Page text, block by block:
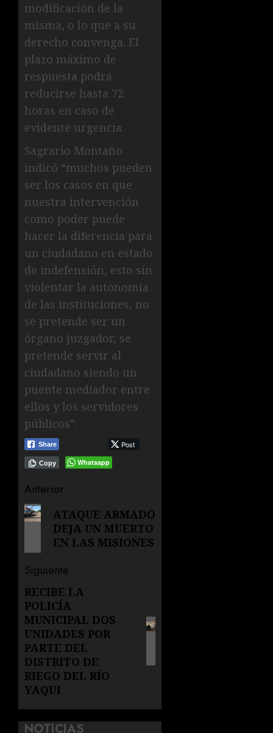
modificación de la
misma, o lo que a su
derecho convenga. El
plazo máximo de
respuesta podrá
reducirse hasta 72
horas en caso de
evidente urgencia.
Sagrario Montaño
indicó “muchos pueden
ser los casos en que
nuestra intervención
como poder puede
hacer la diferencia para
un ciudadano en estado
de indefensión, esto sin
violentar la autonomía
de las instituciones, no
se pretende ser un
órgano juzgador, se
pretende servir al
ciudadano siendo un
puente mediador entre
ellos y los servidores
públicos”.
Share Post
Whatsapp
Copy
Navegación
de
entradas
Anterior
Entrada
anterior:
ATAQUE ARMADO
DEJA UN MUERTO
EN LAS MISIONES
Siguiente
Siguiente
entrada:
RECIBE LA
POLICÍA
MUNICIPAL DOS
UNIDADES POR
PARTE DEL
DISTRITO DE
RIEGO DEL RÍO
YAQUI
NOTICIAS